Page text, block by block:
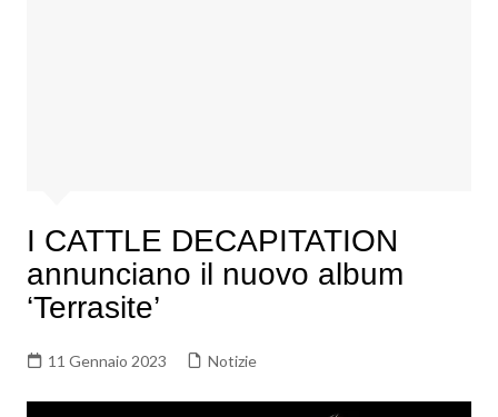
I CATTLE DECAPITATION
annunciano il nuovo album
‘Terrasite’
11 Gennaio 2023 Notizie